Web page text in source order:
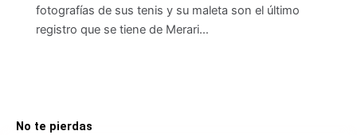
fotografías de sus tenis y su maleta son el último
registro que se tiene de Merari…
No te pierdas